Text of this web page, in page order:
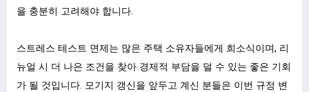
을 충분히 고려해야 합니다.
스트레스 테스트 면제는 많은 주택 소유자들에게 희소식이며, 리
뉴얼 시 더 나은 조건을 찾아 경제적 부담을 덜 수 있는 좋은 기회
가 될 것입니다. 모기지 갱신을 앞두고 계신 분들은 이번 규정 변